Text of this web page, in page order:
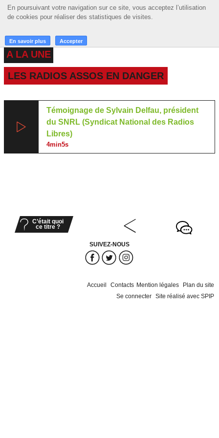
En poursuivant votre navigation sur ce site, vous acceptez l’utilisation
de cookies pour réaliser des statistiques de visites.
En savoir plus Accepter
En poursuivant votre navigation sur ce site, vous acceptez l’utilisation
de cookies pour réaliser des statistiques de visites.
En savoir plus Accepter
☰ MENU
ACCUEIL
PODCASTS
GRILLE
MUSIQUE
A LA UNE
LES RADIOS ASSOS EN DANGER
Témoignage de Sylvain Delfau, président
du SNRL (Syndicat National des Radios
Libres)
4min5s
C’était quoi
ce titre ?
SUIVEZ-NOUS
Accueil Contacts Mention légales
Plan du site
Se connecter Site réalisé avec SPIP